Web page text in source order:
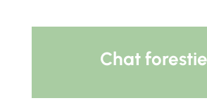
Chat